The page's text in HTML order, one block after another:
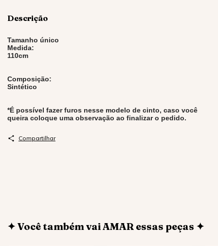
Descrição
Tamanho único
Medida:
110cm
Composição:
Sintético
*É possível fazer furos nesse modelo de cinto, caso você
queira coloque uma observação ao finalizar o pedido.
Compartilhar
✦ Você também vai AMAR essas peças ✦